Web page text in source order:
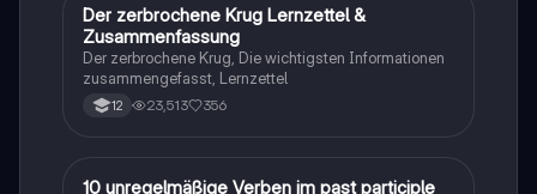
Deutsch
Der zerbrochene Krug Lernzettel &
Zusammenfassung
Der zerbrochene Krug, Die wichtigsten Informationen
zusammengefasst, Lernzettel
12 23,513 356
Englisch
10 unregelmäßige Verben im past participle